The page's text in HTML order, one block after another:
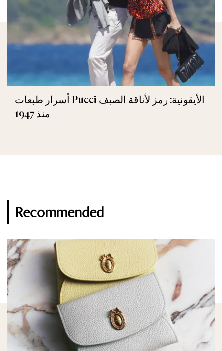
أسرار طبعات Pucci الأيقونية: رمز لأناقة الصيف
منذ 1947
Recommended